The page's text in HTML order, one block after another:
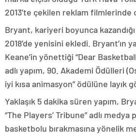
2013’te çekilen reklam filmlerinde
Bryant, kariyeri boyunca
2018’de yenisini ekledi. Bryant’ın
Keane’in yönettiği “Dear
adlı yapım, 90. Akademi Ödülleri
iyi kısa animasyon” ödülüne layık
Yaklaşık 5 dakika süren yapım,
“The Players’ Tribune” adlı medya
basketbolu bırakmasına yönelik